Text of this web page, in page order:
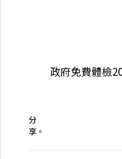
政府免費體檢
分
享。